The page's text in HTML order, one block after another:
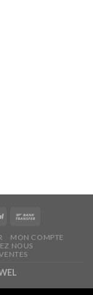
MON COMPTE
NOUS